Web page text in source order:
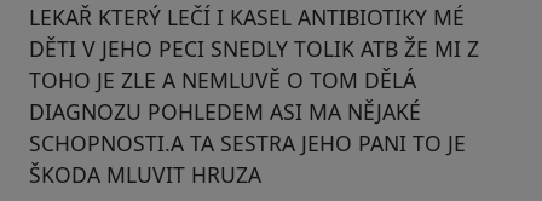
LEKAŘ KTERÝ LEČÍ I KASEL ANTIBIOTIKY MÉ
DĚTI V JEHO PECI SNEDLY TOLIK ATB ŽE MI Z
TOHO JE ZLE A NEMLUVĚ O TOM DĚLÁ
DIAGNOZU POHLEDEM ASI MA NĚJAKÉ
SCHOPNOSTI.A TA SESTRA JEHO PANI TO JE
ŠKODA MLUVIT HRUZA